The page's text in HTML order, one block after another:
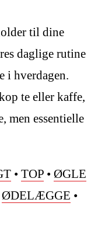
til dine
daglige rutine
i hverdagen.
te eller kaffe,
men essentielle
• TOP • ØGLE
ØDELÆGGE •